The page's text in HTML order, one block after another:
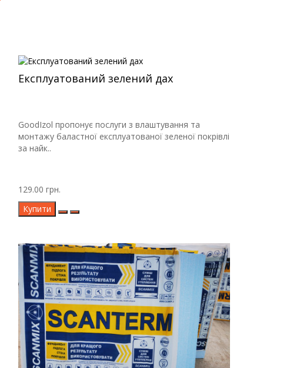
Експлуатований зелений дах
GoodIzol пропонує послуги з влаштування та
монтажу баластної експлуатованої зеленої покрівлі
за найк..
129.00 грн.
Купити